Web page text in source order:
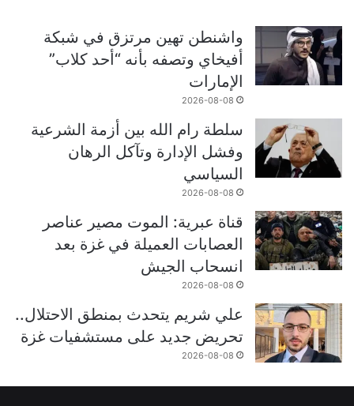
واشنطن تهين مرتزق في شبكة
أفيخاي وتصفه بأنه “أحد كلاب”
الإمارات
2026-08-08
سلطة رام الله بين أزمة الشرعية
وفشل الإدارة وتآكل الرهان
السياسي
2026-08-08
قناة عبرية: الموت مصير عناصر
العصابات العميلة في غزة بعد
انسحاب الجيش
2026-08-08
علي شريم يتحدث بمنطق الاحتلال..
تحريض جديد على مستشفيات غزة
2026-08-08